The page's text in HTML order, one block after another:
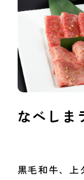
なべしま
黒毛和牛、上